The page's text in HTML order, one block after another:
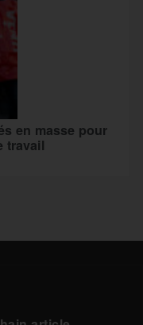
en masse pour
travail